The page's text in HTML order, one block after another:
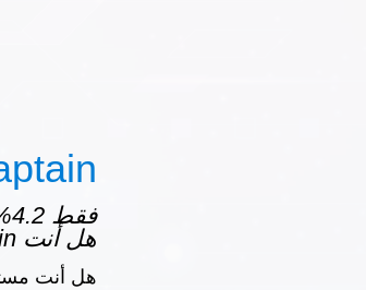
هل أنت Concentration Captain؟
هل أنت